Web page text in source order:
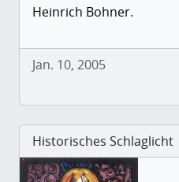
Heinrich Bohner.
Jan. 10, 2005
Historisches Schlaglicht